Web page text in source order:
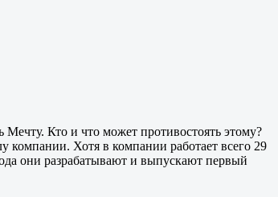
Кто и что может противостоять этому?
компании. Хотя в компании работает всего 29
они разрабатывают и выпускают первый